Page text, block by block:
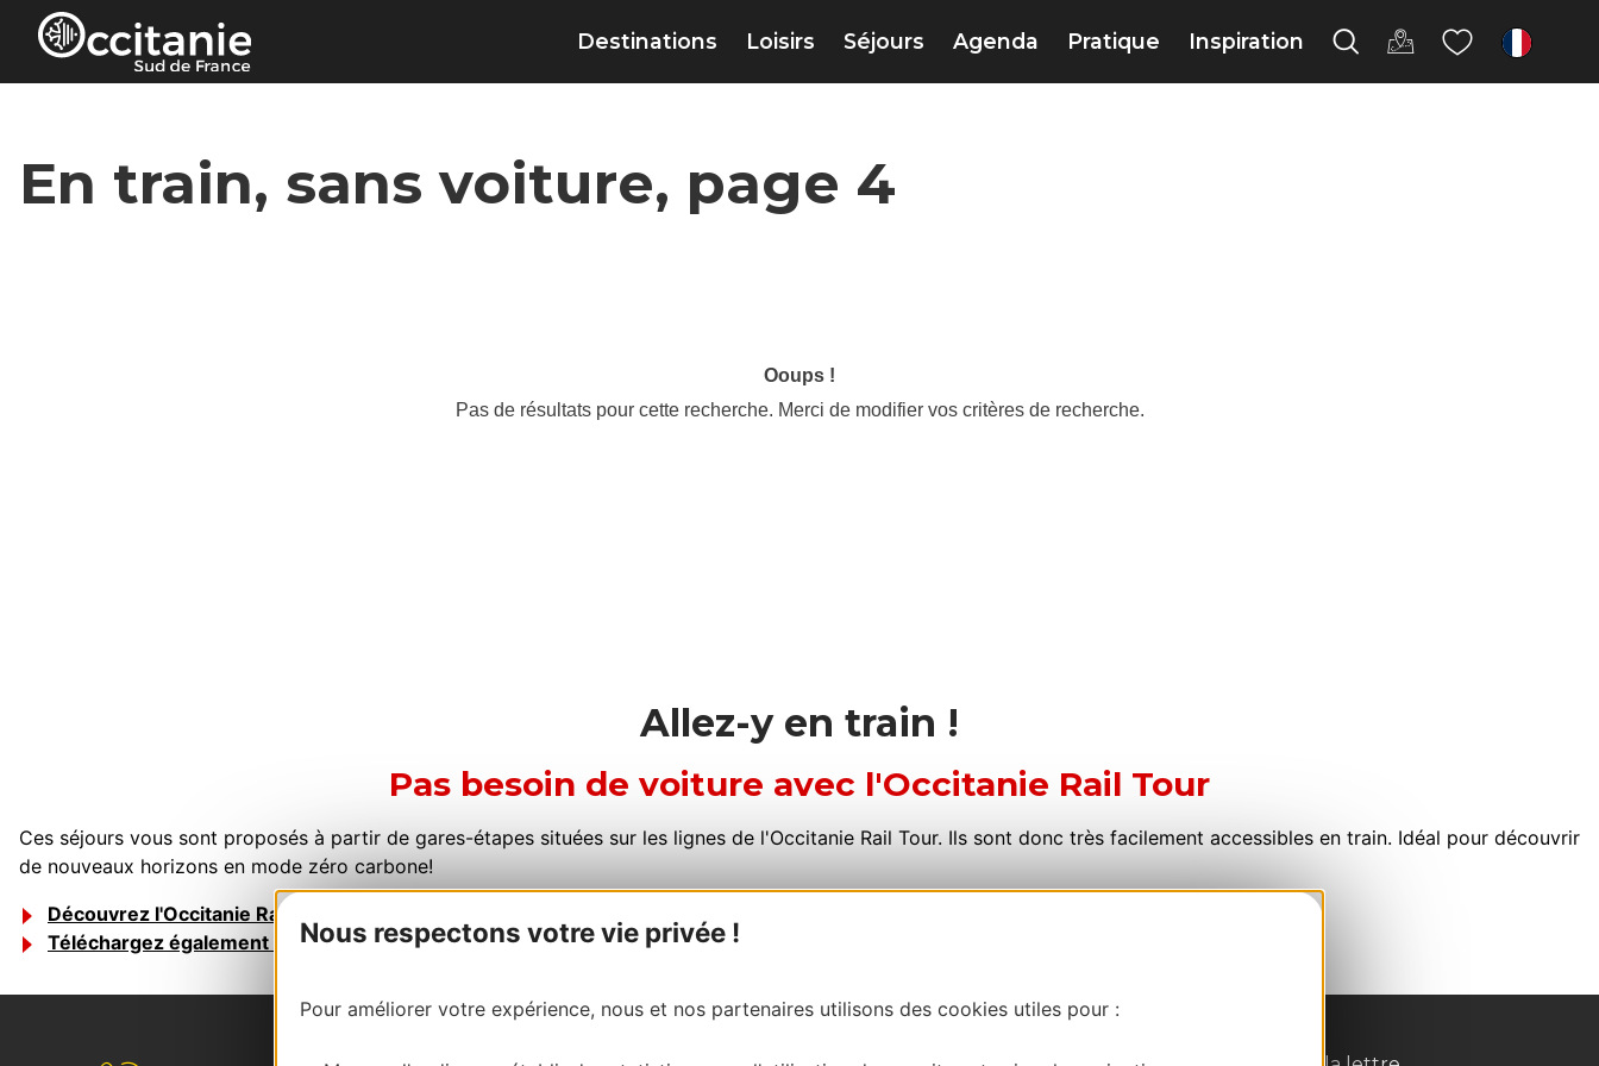
Panneau de gestion des cookies
Nous respectons votre vie privée !
Pour améliorer votre expérience, nous et nos partenaires utilisons des cookies utiles pour :
Destinations Loisirs Séjours Agenda Pratique Inspiration fr
En train, sans voiture, page 4
Ooups !
Pas de résultats pour cette recherche. Merci de modifier vos critères de recherche.
Allez-y en train !
Pas besoin de voiture avec l'Occitanie Rail Tour
Ces séjours vous sont proposés à partir de gares-étapes situées sur les lignes de l'Occitanie Rail Tour. Ils sont donc très facilement accessibles en train. Idéal pour découvrir
de nouveaux horizons en mode zéro carbone!
Découvrez l'Occitanie Rail Tour
Téléchargez également le guide de l'Occitanie en train